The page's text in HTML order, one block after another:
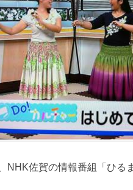
NHK佐賀の情報番組「ひる